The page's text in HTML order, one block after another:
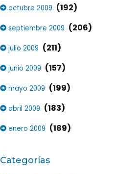
octubre 2009 (192)
septiembre 2009 (206)
julio 2009 (211)
junio 2009 (157)
mayo 2009 (199)
abril 2009 (183)
enero 2009 (189)
Categorías